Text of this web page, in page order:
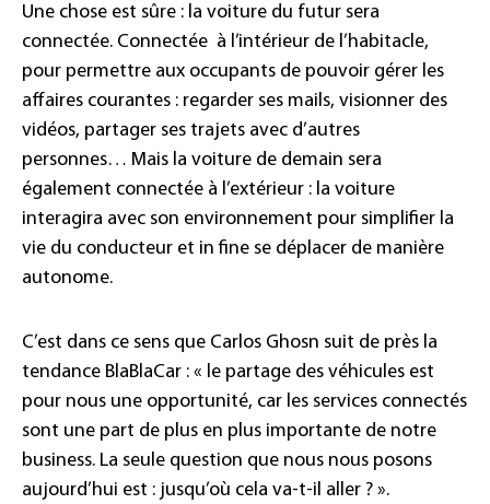
Une chose est sûre : la voiture du futur sera
connectée. Connectée à l’intérieur de l’habitacle,
pour permettre aux occupants de pouvoir gérer les
affaires courantes : regarder ses mails, visionner des
vidéos, partager ses trajets avec d’autres
personnes… Mais la voiture de demain sera
également connectée à l’extérieur : la voiture
interagira avec son environnement pour simplifier la
vie du conducteur et in fine se déplacer de manière
autonome.
C’est dans ce sens que Carlos Ghosn suit de près la
tendance BlaBlaCar : « le partage des véhicules est
pour nous une opportunité, car les services connectés
sont une part de plus en plus importante de notre
business. La seule question que nous nous posons
aujourd’hui est : jusqu’où cela va-t-il aller ? ».